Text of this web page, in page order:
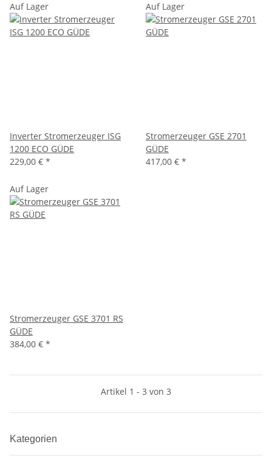
Auf Lager
Inverter Stromerzeuger ISG
1200 ECO GÜDE
229,00 € *
Auf Lager
Stromerzeuger GSE 2701
GÜDE
417,00 € *
Auf Lager
Stromerzeuger GSE 3701 RS
GÜDE
384,00 € *
Artikel 1 - 3 von 3
Kategorien